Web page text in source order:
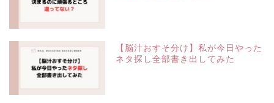
【脳汁おすそ分け】私が今日やった
ネタ探し全部書き出してみた